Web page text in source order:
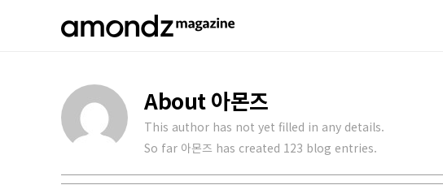
About 아몬즈
This author has not yet filled in any details.
So far 아몬즈 has created 123 blog entries.